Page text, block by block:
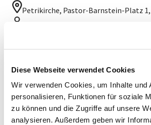
Diese Webseite verwendet Cookies
Wir verwenden Cookies, um Inhalte und
personalisieren, Funktionen für soziale
zu können und die Zugriffe auf unsere
analysieren. Außerdem geben wir
Petrikirche, Pastor-Barnstein-Platz 1,